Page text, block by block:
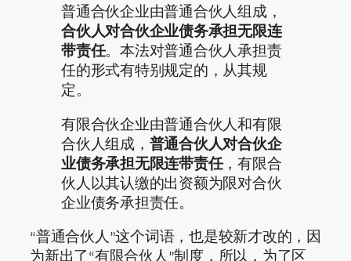
普通合伙企业由普通合伙人组成，
合伙人对合伙企业债务承担无限连
带责任。本法对普通合伙人承担责
任的形式有特别规定的，从其规
定。
有限合伙企业由普通合伙人和有限
合伙人组成， 普通合伙人对合伙企
业债务承担无限连带责任，有限合
伙人以其认缴的出资额为限对合伙
企业债务承担责任。
“普通合伙人”这个词语，也是较新才改的，因
为新出了“有限合伙人”制度，所以，为了区